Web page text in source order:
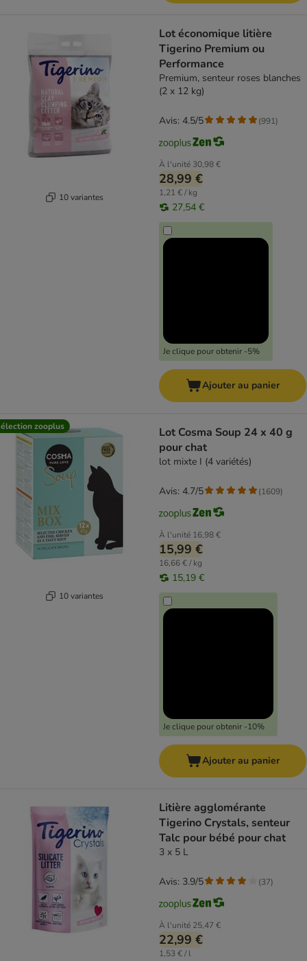
10 variantes
Lot économique litière
Tigerino Premium ou
Performance
Premium, senteur roses blanches
(2 x 12 kg)
À l'unité 30,98 €
28,99 €
1,21 € / kg
27,54 €
Je clique pour obtenir -5%
Avis: 4.5/5 (991)
Ajouter au panier
zooplus
10 variantes
Lot Cosma Soup 24 x 40 g
pour chat
lot mixte I (4 variétés)
À l'unité 16,98 €
15,99 €
16,66 € / kg
15,19 €
Je clique pour obtenir -10%
Avis: 4.7/5 (1609)
Ajouter au panier
Litière agglomérante
Tigerino Crystals, senteur
Talc pour bébé pour chat
3 x 5 L
À l'unité 25,47 €
22,99 €
1,53 € / l
Avis: 3.9/5 (37)